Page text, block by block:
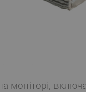
моніторі,